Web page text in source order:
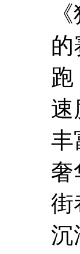
的
速
丰
奢
街
沉